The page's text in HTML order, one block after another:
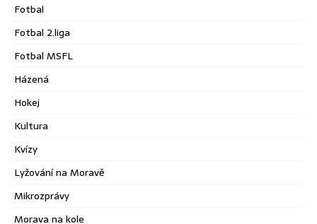
Fotbal
Fotbal 2.liga
Fotbal MSFL
Házená
Hokej
Kultura
Kvízy
Lyžování na Moravě
Mikrozprávy
Morava na kole